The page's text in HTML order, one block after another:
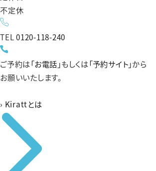
不定休
TEL0120-118-240
ご予約は「お電話」もしくは「予約サイト」から
お願いいたします。
› Kirattとは